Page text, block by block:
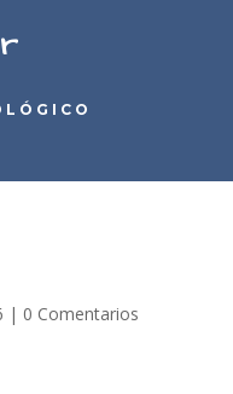
| 0 Comentarios